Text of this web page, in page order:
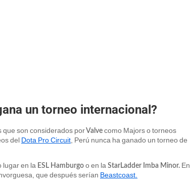
un torneo internacional?
que son considerados por Valve como Majors o torneos
del Dota Pro Circuit, Perú nunca ha ganado un torneo de
lugar en la ESL Hamburgo o en la StarLadder Imba Minor. En
que después serían Beastcoast.